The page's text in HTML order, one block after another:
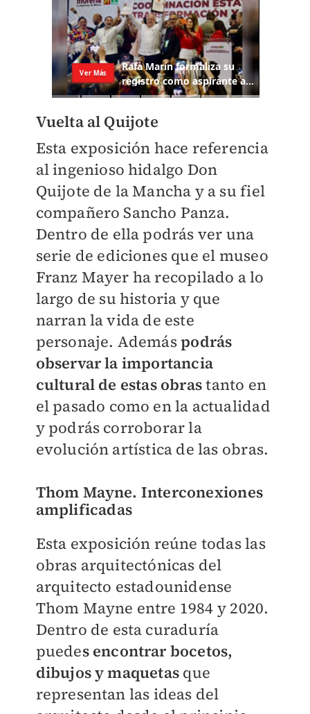
Vuelta al Quijote
Esta exposición hace referencia
al ingenioso hidalgo Don
Quijote de la Mancha y a su fiel
compañero Sancho Panza.
Dentro de ella podrás ver una
serie de ediciones que el museo
Franz Mayer ha recopilado a lo
largo de su historia y que
narran la vida de este
personaje. Ademáspodrás
observar la importancia
cultural de estas obrastanto en
el pasado como en la actualidad
y podrás corroborar la
evolución artística de las obras.
Thom Mayne. Interconexiones
amplificadas
Esta exposición reúne todas las
obras arquitectónicas del
arquitecto estadounidense
Thom Mayne entre 1984 y 2020.
Dentro de esta curaduría
puedes encontrar bocetos,
dibujos y maquetas que
representan las ideas del